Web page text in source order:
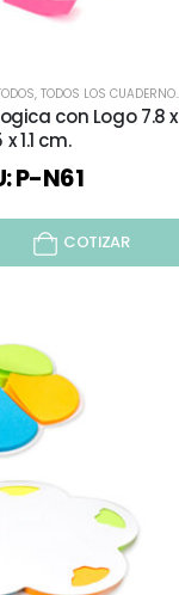
, TODOS LOS CUADERNOS Y LIBRETAS
con Logo 7.8 x
x 1.1 cm.
P-N61
COTIZAR